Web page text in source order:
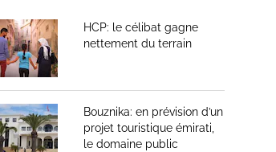
HCP: le célibat gagne
nettement du terrain
Bouznika: en prévision d’un
projet touristique émirati,
le domaine public